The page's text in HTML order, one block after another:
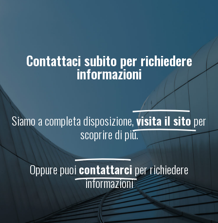
Contattaci subito per richiedere
informazioni
Siamo a completa disposizione,visita il sitoper
scoprire di più.
Oppure puoicontattarciper richiedere
informazioni